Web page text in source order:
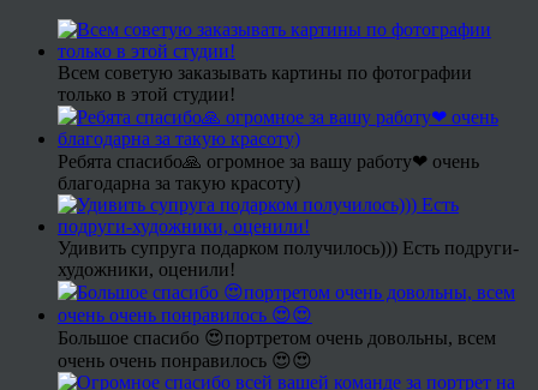
Всем советую заказывать картины по фотографии
только в этой студии!
Ребята спасибо🙏 огромное за вашу работу❤ очень
благодарна за такую красоту)
Удивить супруга подарком получилось))) Есть подруги-
художники, оценили!
Большое спасибо 😍портретом очень довольны, всем
очень очень понравилось 😍😍